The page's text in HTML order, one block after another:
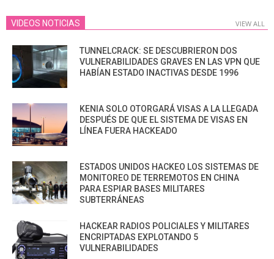
VIDEOS NOTICIAS VIEW ALL
TUNNELCRACK: SE DESCUBRIERON DOS
VULNERABILIDADES GRAVES EN LAS VPN QUE
HABÍAN ESTADO INACTIVAS DESDE 1996
KENIA SOLO OTORGARÁ VISAS A LA LLEGADA
DESPUÉS DE QUE EL SISTEMA DE VISAS EN
LÍNEA FUERA HACKEADO
ESTADOS UNIDOS HACKEO LOS SISTEMAS DE
MONITOREO DE TERREMOTOS EN CHINA
PARA ESPIAR BASES MILITARES
SUBTERRÁNEAS
HACKEAR RADIOS POLICIALES Y MILITARES
ENCRIPTADAS EXPLOTANDO 5
VULNERABILIDADES